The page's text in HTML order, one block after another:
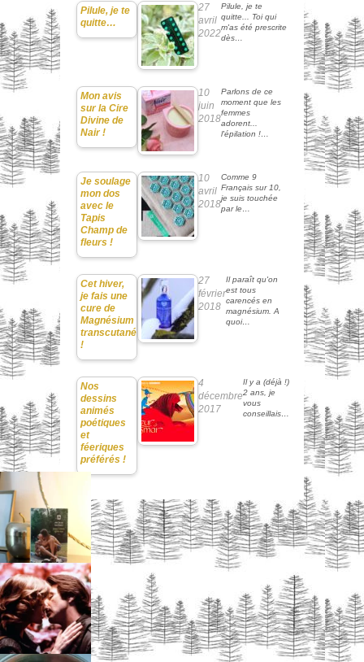
Pilule, je te
quitte…
27
avril
2022
Pilule, je te
quitte... Toi qui
m'as été prescrite
dès…
Mon avis
sur la Cire
Divine de
Nair !
10
juin
2018
Parlons de ce
moment que les
femmes
adorent...
l'épilation !…
Je soulage
mon dos
avec le
Tapis
Champ de
fleurs !
10
avril
2018
Comme 9
Français sur 10,
je suis touchée
par le…
Cet hiver,
je fais une
cure de
Magnésium
transcutané
!
27
février
2018
Il paraît qu'on
est tous
carencés en
magnésium. A
quoi…
Nos
dessins
animés
poétiques
et
féeriques
préférés !
4
décembre
2017
Il y a (déjà !)
2 ans, je
vous
conseillais…